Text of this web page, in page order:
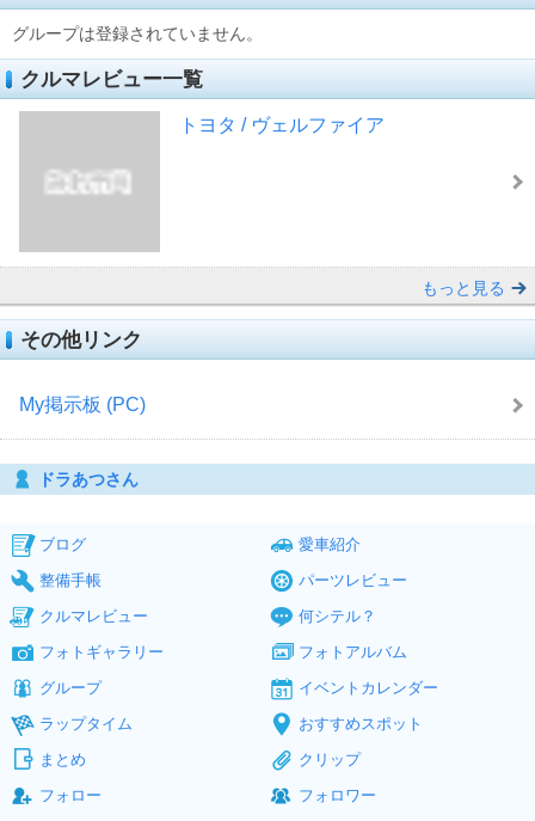
グループは登録されていません。
クルマレビュー一覧
トヨタ / ヴェルファイア
もっと見る
その他リンク
My掲示板 (PC)
ドラあつさん
ブログ
愛車紹介
整備手帳
パーツレビュー
クルマレビュー
何シテル？
フォトギャラリー
フォトアルバム
グループ
イベントカレンダー
ラップタイム
おすすめスポット
まとめ
クリップ
フォロー
フォロワー